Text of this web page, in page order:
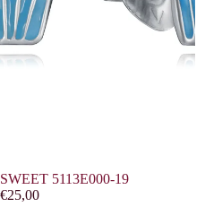
SWEET 5113E000-19
€25,00